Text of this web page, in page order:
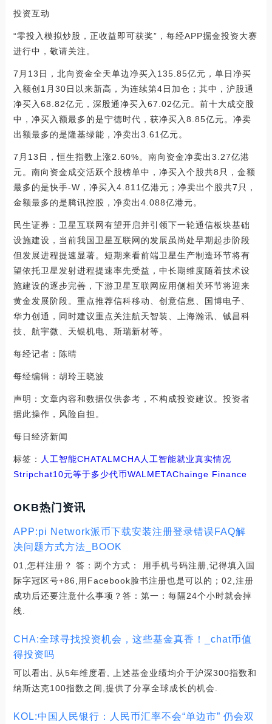
投资互动
“零投入模拟炒股，正收益即可获奖”，每经APP掘金投资大赛
进行中，敬请关注。
7月13日，北向资金全天单边净买入135.85亿元，单日净买
入额创1月30日以来新高，为连续第4日加仓；其中，沪股通
净买入68.82亿元，深股通净买入67.02亿元。前十大成交股
中，净买入额最多的是宁德时代，获净买入8.85亿元。净卖
出额最多的是隆基绿能，净卖出3.61亿元。
7月13日，恒生指数上涨2.60%。南向资金净卖出3.27亿港
元。南向资金成交活跃个股榜单中，净买入个股共8只，金额
最多的是快手-W，净买入4.811亿港元；净卖出个股共7只，
金额最多的是腾讯控股，净卖出4.088亿港元。
民生证券：卫星互联网有望开启并引领下一轮通信板块基础
设施建设，当前我国卫星互联网的发展虽尚处早期起步阶段
但发展进程提速显著。短期来看前端卫星生产制造环节将有
望依托卫星发射进程提速率先受益，中长期维度随着技术设
施建设的逐步完善，下游卫星互联网应用侧相关环节将迎来
黄金发展阶段。重点推荐信科移动、创意信息、国博电子、
华力创通，同时建议重点关注航天智装、上海瀚讯、铖昌科
技、航宇微、天银机电、斯瑞新材等。
每经记者：陈晴
每经编辑：胡玲王晓波
声明：文章内容和数据仅供参考，不构成投资建议。投资者
据此操作，风险自担。
每日经济新闻
标签： 人工智能CHATALMCHA 人工智能就业真实情况
Stripchat10元等于多少代币WALMETAChainge Finance
OKB热门资讯
APP:pi Network派币下载安装注册登录错误FAQ解
决问题方式方法_BOOK
01,怎样注册？ 答：两个方式： 用手机号码注册,记得填入国
际字冠区号+86,用Facebook脸书注册也是可以的；02,注册
成功后还要注意什么事项？答：第一：每隔24个小时就会掉
线.
CHA:全球寻找投资机会，这些基金真香！_chat币值
得投资吗
可以看出, 从5年维度看, 上述基金业绩均介于沪深300指数和
纳斯达克100指数之间,提供了分享全球成长的机会.
KOL:中国人民银行：人民币汇率不会“单边市” 仍会双